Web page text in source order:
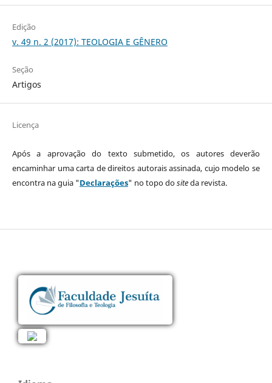
Edição
v. 49 n. 2 (2017): TEOLOGIA E GÊNERO
Seção
Artigos
Licença
Após a aprovação do texto submetido, os autores deverão
encaminhar uma carta de direitos autorais assinada, cujo modelo se
encontra na guia "Declarações" no topo dositeda revista.